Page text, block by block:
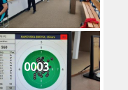
0003